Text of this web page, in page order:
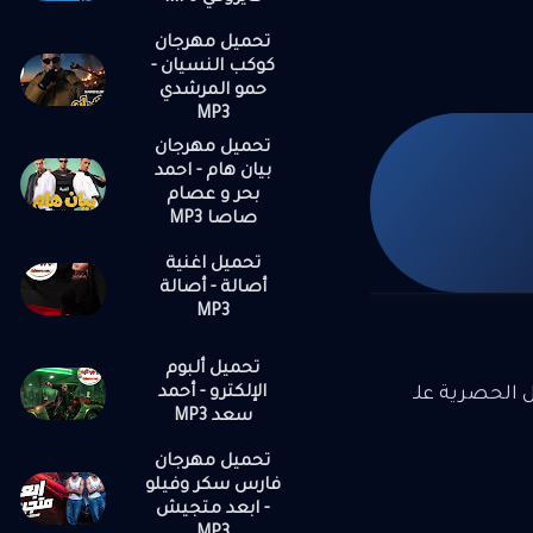
تحميل مهرجان
كوكب النسيان -
حمو المرشدي
MP3
تحميل مهرجان
بيان هام - احمد
بحر و عصام
صاصا MP3
تحميل اغنية
أصالة - أصالة
MP3
تحميل ألبوم
الإلكترو - أحمد
سعد MP3
تحميل مهرجان
فارس سكر وفيلو
- ابعد متجيش
الحصرية علـ